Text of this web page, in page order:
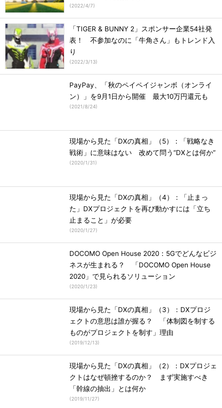
(2022/4/7)
「TIGER & BUNNY 2」スポンサー企業54社発
表！ 不参加なのに「牛角さん」もトレンド入
り
(2022/3/13)
PayPay、「秋のペイペイジャンボ（オンライ
ン）」を9月1日から開催 最大10万円還元も
(2021/8/24)
現場から見た「DXの真相」（5）：「戦略なき
戦術」に意味はない 改めて問う“DXとは何か”
(2020/1/31)
現場から見た「DXの真相」（4）：「止まっ
た」DXプロジェクトを再び動かすには「立ち
止まること」が必要
(2020/1/27)
DOCOMO Open House 2020：5Gでどんなビジ
ネスが生まれる？ 「DOCOMO Open House
2020」で見られるソリューション
(2020/1/23)
現場から見た「DXの真相」（3）：DXプロジ
ェクトの意思は誰が握る？ 「体制図を制する
ものがプロジェクトを制す」理由
(2019/12/13)
現場から見た「DXの真相」（2）：DXプロジェ
クトはなぜ頓挫するのか？ まず実施すべき
「幹線の抽出」とは何か
(2019/11/27)